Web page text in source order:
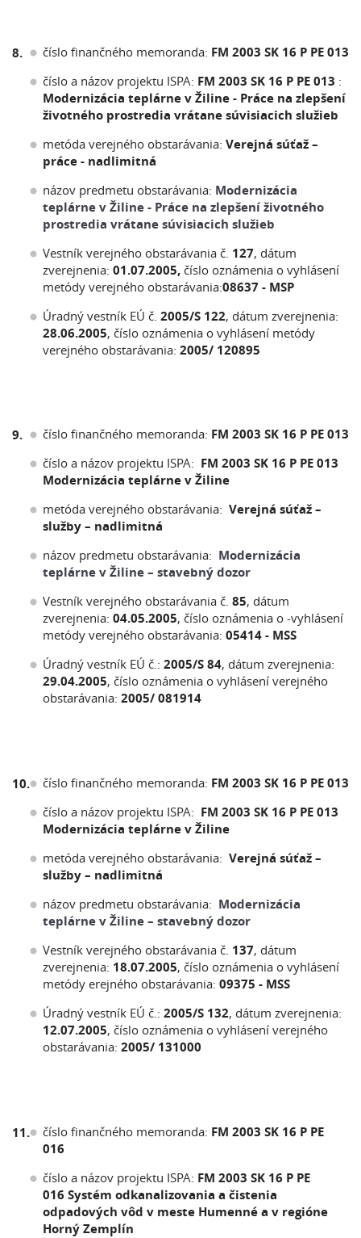
8. číslo finančného memoranda: FM 2003 SK 16 P PE 013
číslo a názov projektu ISPA: FM 2003 SK 16 P PE 013 :
Modernizácia teplárne v Žiline - Práce na zlepšení
životného prostredia vrátane súvisiacich služieb
metóda verejného obstarávania: Verejná súťaž –
práce - nadlimitná
názov predmetu obstarávania: Modernizácia
teplárne v Žiline - Práce na zlepšení životného
prostredia vrátane súvisiacich služieb
Vestník verejného obstarávania č. 127, dátum
zverejnenia: 01.07.2005, číslo oznámenia o vyhlásení
metódy verejného obstarávania:08637 - MSP
Úradný vestník EÚ č. 2005/S 122, dátum zverejnenia:
28.06.2005, číslo oznámenia o vyhlásení metódy
verejného obstarávania: 2005/ 120895
9. číslo finančného memoranda: FM 2003 SK 16 P PE 013
číslo a názov projektu ISPA: FM 2003 SK 16 P PE 013
Modernizácia teplárne v Žiline
metóda verejného obstarávania: Verejná súťaž –
služby – nadlimitná
názov predmetu obstarávania: Modernizácia
teplárne v Žiline – stavebný dozor
Vestník verejného obstarávania č. 85, dátum
zverejnenia: 04.05.2005, číslo oznámenia o -vyhlásení
metódy verejného obstarávania: 05414 - MSS
Úradný vestník EÚ č.: 2005/S 84, dátum zverejnenia:
29.04.2005, číslo oznámenia o vyhlásení verejného
obstarávania: 2005/ 081914
10. číslo finančného memoranda: FM 2003 SK 16 P PE 013
číslo a názov projektu ISPA: FM 2003 SK 16 P PE 013
Modernizácia teplárne v Žiline
metóda verejného obstarávania: Verejná súťaž –
služby – nadlimitná
názov predmetu obstarávania: Modernizácia
teplárne v Žiline – stavebný dozor
Vestník verejného obstarávania č. 137, dátum
zverejnenia: 18.07.2005, číslo oznámenia o vyhlásení
metódy erejného obstarávania: 09375 - MSS
Úradný vestník EÚ č.: 2005/S 132, dátum zverejnenia:
12.07.2005, číslo oznámenia o vyhlásení verejného
obstarávania: 2005/ 131000
11. číslo finančného memoranda: FM 2003 SK 16 P PE
016
číslo a názov projektu ISPA: FM 2003 SK 16 P PE
016 Systém odkanalizovania a čistenia
odpadových vôd v meste Humenné a v regióne
Horný Zemplín